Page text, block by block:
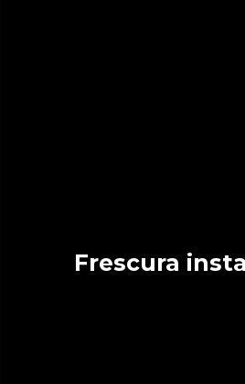
Frescura